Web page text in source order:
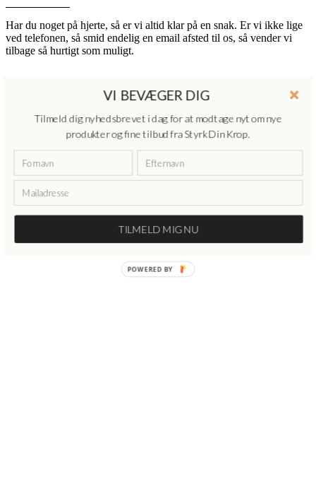
Har du noget på hjerte, så er vi altid klar på en snak. Er vi ikke lige
ved telefonen, så smid endelig en email afsted til os, så vender vi
tilbage så hurtigt som muligt.
Styrk din krop
Rønnelunden 1
7300 Jelling
CVR-nr. 30948572
Tlf. 60 10 35 79
VI BEVÆGER DIG
Tilmeld dig nyhedsbrevet i dag for at modtage nyt om nye
produkter og fine tilbud fra Styrk Din Krop.
TILMELD MIG NU
POWERED BY